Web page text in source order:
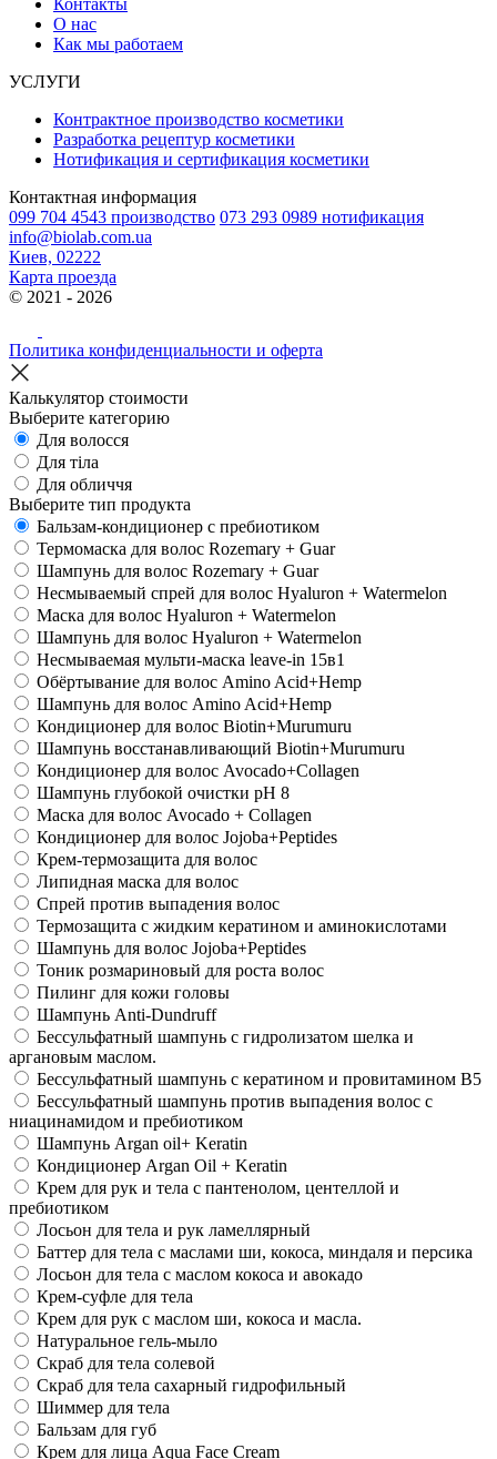
Контакты
О нас
Как мы работаем
УСЛУГИ
Контрактное производство косметики
Разработка рецептур косметики
Нотификация и сертификация косметики
Контактная информация
099 704 4543 производство 073 293 0989 нотификация
info@biolab.com.ua
Киев, 02222
Карта проезда
© 2021 - 2026
Политика конфиденциальности и оферта
Калькулятор стоимости
Выберите категорию
Для волосся
Для тіла
Для обличчя
Выберите тип продукта
Бальзам-кондиционер с пребиотиком
Термомаска для волос Rozemary + Guar
Шампунь для волос Rozemary + Guar
Несмываемый спрей для волос Hyaluron + Watermelon
Маска для волос Hyaluron + Watermelon
Шампунь для волос Hyaluron + Watermelon
Несмываемая мульти-маска leave-in 15в1
Обёртывание для волос Amino Acid+Hemp
Шампунь для волос Amino Acid+Hemp
Кондиционер для волос Biotin+Murumuru
Шампунь восстанавливающий Biotin+Murumuru
Кондиционер для волос Avocado+Collagen
Шампунь глубокой очистки pH 8
Маска для волос Avocado + Collagen
Кондиционер для волос Jojoba+Peptides
Крем-термозащита для волос
Липидная маска для волос
Спрей против выпадения волос
Термозащита с жидким кератином и аминокислотами
Шампунь для волос Jojoba+Peptides
Тоник розмариновый для роста волос
Пилинг для кожи головы
Шампунь Anti-Dundruff
Бессульфатный шампунь с гидролизатом шелка и
аргановым маслом.
Бессульфатный шампунь с кератином и провитамином В5
Бессульфатный шампунь против выпадения волос с
ниацинамидом и пребиотиком
Шампунь Argan oil+ Keratin
Кондиционер Argan Oil + Keratin
Крем для рук и тела с пантенолом, центеллой и
пребиотиком
Лосьон для тела и рук ламеллярный
Баттер для тела с маслами ши, кокоса, миндаля и персика
Лосьон для тела с маслом кокоса и авокадо
Крем-суфле для тела
Крем для рук с маслом ши, кокоса и масла.
Натуральное гель-мыло
Скраб для тела солевой
Скраб для тела сахарный гидрофильный
Шиммер для тела
Бальзам для губ
Крем для лица Aqua Face Cream